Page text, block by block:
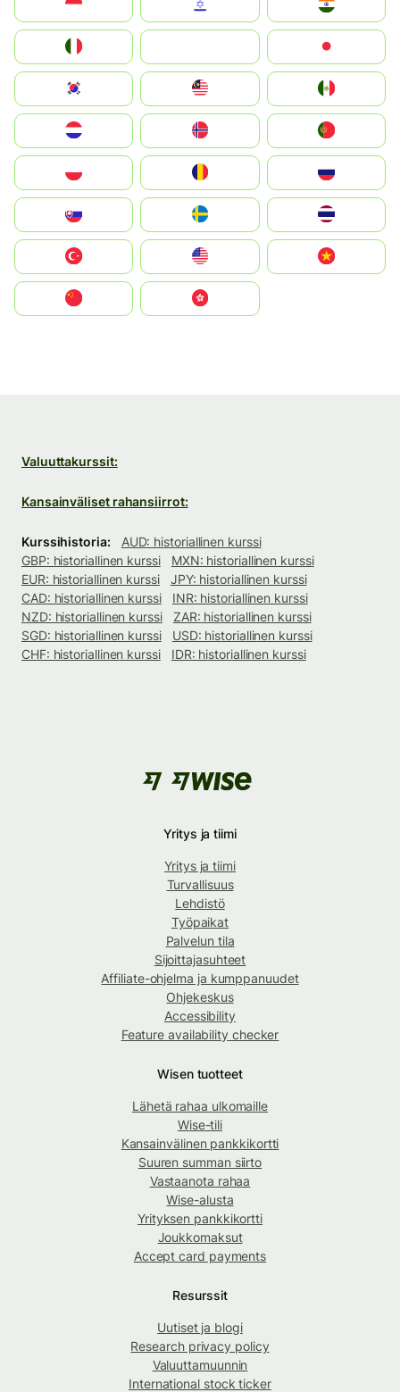
South Korea
United States
中國香港特別行政區
Valuuttakurssit:
Kansainväliset rahansiirrot:
Kurssihistoria:
AUD: historiallinen kurssi
GBP: historiallinen kurssi
MXN: historiallinen kurssi
EUR: historiallinen kurssi
JPY: historiallinen kurssi
CAD: historiallinen kurssi
INR: historiallinen kurssi
NZD: historiallinen kurssi
ZAR: historiallinen kurssi
SGD: historiallinen kurssi
USD: historiallinen kurssi
CHF: historiallinen kurssi
IDR: historiallinen kurssi
Yritys ja tiimi
Yritys ja tiimi
Turvallisuus
Lehdistö
Työpaikat
Palvelun tila
Sijoittajasuhteet
Affiliate-ohjelma ja kumppanuudet
Ohjekeskus
Accessibility
Feature availability checker
Wisen tuotteet
Lähetä rahaa ulkomaille
Wise-tili
Kansainvälinen pankkikortti
Suuren summan siirto
Vastaanota rahaa
Wise-alusta
Yrityksen pankkikortti
Joukkomaksut
Accept card payments
Resurssit
Uutiset ja blogi
Research privacy policy
Valuuttamuunnin
International stock ticker